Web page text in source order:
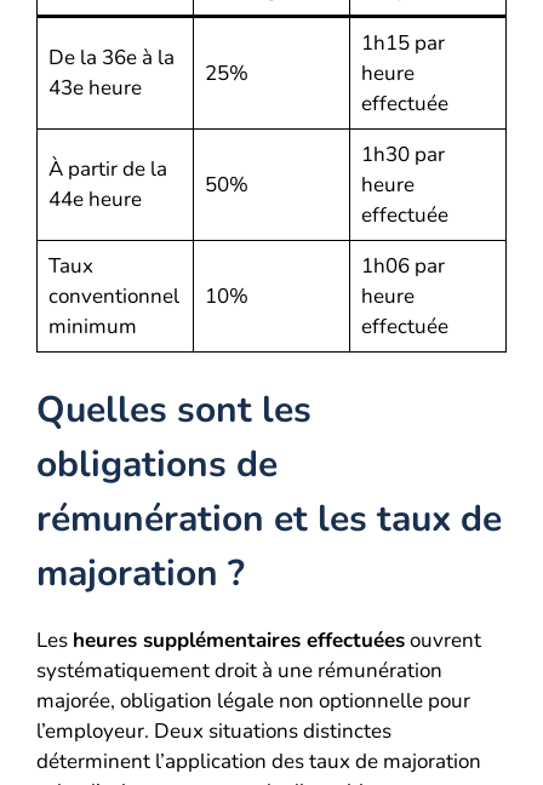
De la 36e à la
43e heure
25%
1h15 par
heure
effectuée
À partir de la
44e heure
50%
1h30 par
heure
effectuée
Taux
conventionnel
minimum
10%
1h06 par
heure
effectuée
Quelles sont les
obligations de
rémunération et les taux de
majoration ?
Les heures supplémentaires effectuéesouvrent
systématiquement droit à une rémunération
majorée, obligation légale non optionnelle pour
l’employeur. Deux situations distinctes
déterminent l’application des taux de majoration